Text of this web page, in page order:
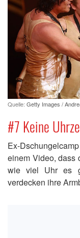
Quelle: Getty Images /
#7 Keine
Ex-
einem Video, dass
wie viel Uhr es
verdecken ihre